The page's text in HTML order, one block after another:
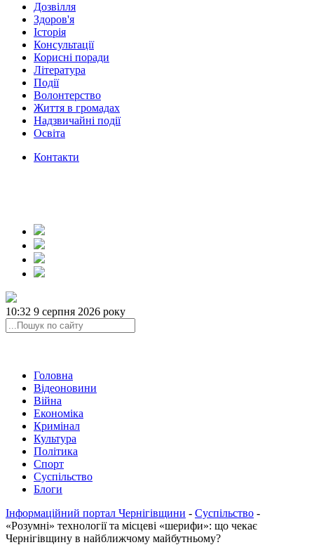
Дозвілля
Здоров'я
Історія
Консультації
Корисні поради
Література
Події
Волонтерство
Життя в громадах
Надзвичайні події
Освіта
Контакти
10:32 9 серпня 2026 року
Головна
Відеоновини
Війна
Економіка
Кримінал
Культура
Політика
Спорт
Суспільство
Блоги
Інформаційний портал Чернігівщини - Суспільство -
«Розумні» технології та місцеві «шерифи»: що чекає
Чернігівщину в найближчому майбутньому?